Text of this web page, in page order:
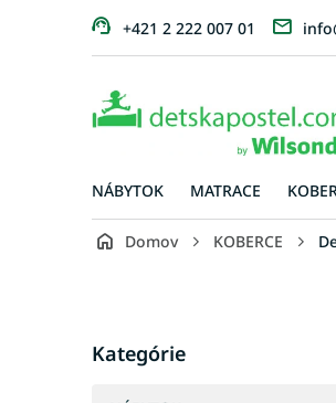
+421 2 222 007 01
NÁBYTOK MATRACE
Domov KOBERCE
n
ý
kategórie
Kategórie